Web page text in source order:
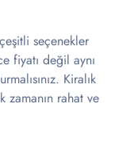
seçenekler
fiyatı değil aynı
Kiralık
zamanın rahat ve